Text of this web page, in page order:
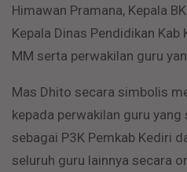
Himawan Pramana, Kepala
Kepala Dinas Pendidikan
MM serta perwakilan guru
Mas Dhito secara simbolis
kepada perwakilan guru
sebagai P3K Pemkab Kediri
seluruh guru lainnya secara